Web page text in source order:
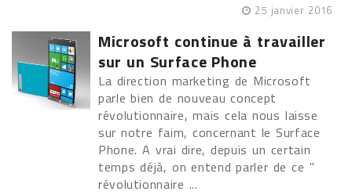
25 janvier 2016
Microsoft continue à travailler
sur un Surface Phone
La direction marketing de Microsoft
parle bien de nouveau concept
révolutionnaire, mais cela nous laisse
sur notre faim, concernant le Surface
Phone. A vrai dire, depuis un certain
temps déjà, on entend parler de ce "
révolutionnaire ...